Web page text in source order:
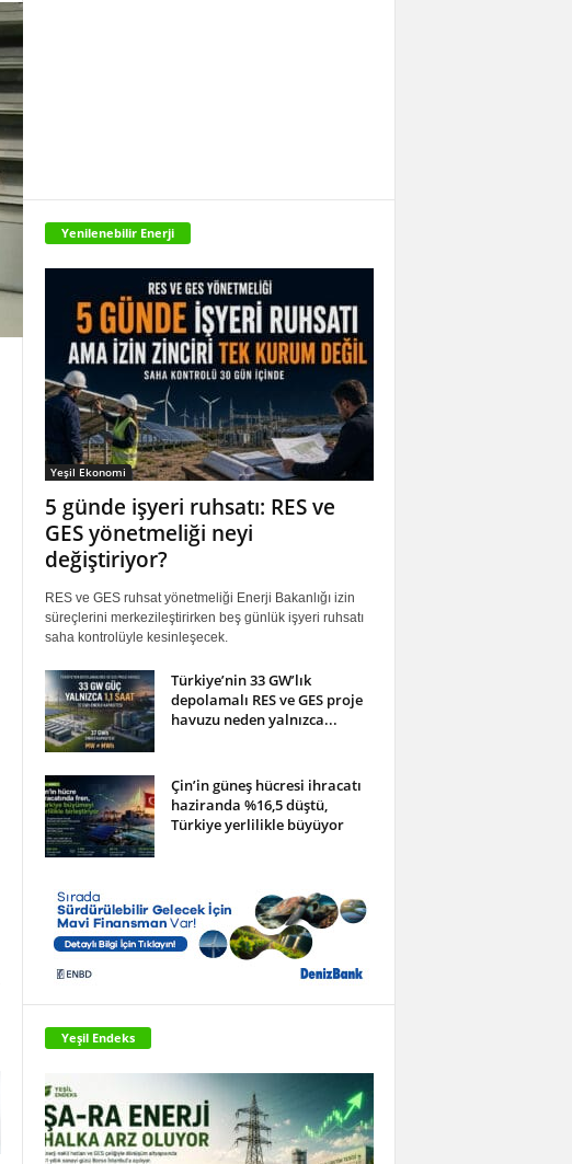
Yenilenebilir Enerji
Yeşil Ekonomi
5 günde işyeri ruhsatı: RES ve
GES yönetmeliği neyi
değiştiriyor?
RES ve GES ruhsat yönetmeliği Enerji Bakanlığı izin
süreçlerini merkezileştirirken beş günlük işyeri ruhsatı
saha kontrolüyle kesinleşecek.
Türkiye’nin 33 GW’lık
depolamalı RES ve GES proje
havuzu neden yalnızca...
Çin’in güneş hücresi ihracatı
haziranda %16,5 düştü,
Türkiye yerlilikle büyüyor
Yeşil Endeks